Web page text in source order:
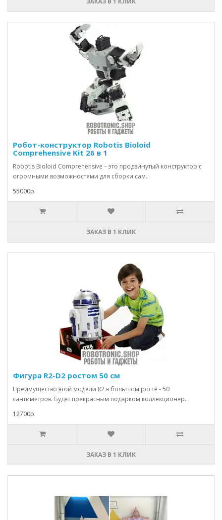
Робот-конструктор Robotis Bioloid
Comprehensive Kit 26 в 1
Robotis Bioloid Comprehensive – это продвинутый конструктор с
огромными возможностями для сборки сам..
55000р.
ЗАКАЗ В 1 КЛИК
Фигура R2-D2 ростом 50 см
Преимущество этой модели R2 в большом росте - 50
сантиметров. Будет прекрасным подарком коллекционер..
12700р.
ЗАКАЗ В 1 КЛИК